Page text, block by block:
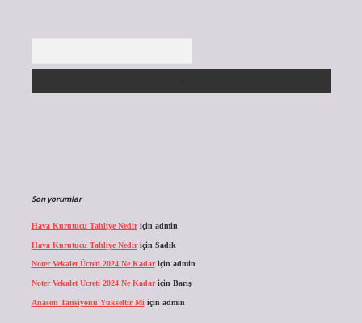
Son yorumlar
Hava Kurutucu Tahliye Nediriçin admin
Hava Kurutucu Tahliye Nediriçin Sadık
Noter Vekalet Ücreti 2024 Ne Kadariçin admin
Noter Vekalet Ücreti 2024 Ne Kadariçin Barış
Anason Tansiyonu Yükseltir Mi için admin